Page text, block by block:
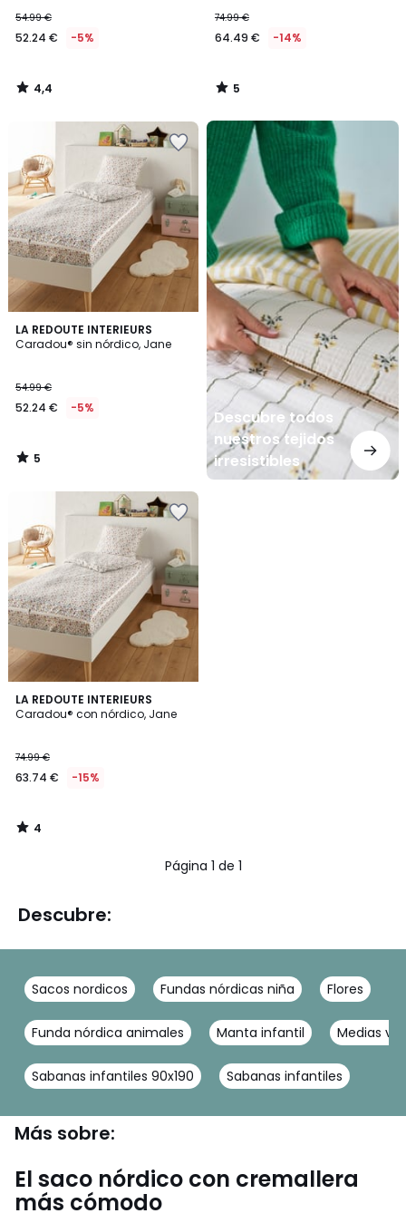
54.99 €
52.24 € -5%
4,4
/
74.99 €
64.49 € -14%
5
/
LA REDOUTE INTERIEURS
Caradou® sin nórdico, Jane
54.99 €
52.24 € -5%
5
/
5
/
Descubre todos
nuestros tejidos
irresistibles
Descubre
nuestros
tejidos
irresistibles
LA REDOUTE INTERIEURS
Caradou® con nórdico, Jane
74.99 €
63.74 € -15%
4
/
4
/
Página 1 de 1
Descubre:
Sacos nordicos Fundas nórdicas niña Flores
Funda nórdica animales Manta infantil Medias
Sabanas infantiles 90x190 Sabanas infantiles
Más sobre:
El saco nórdico con cremallera
más cómodo